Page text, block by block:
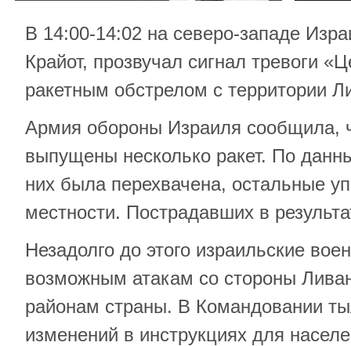
В 14:00-14:02 на северо-западе
Крайот, прозвучал сигнал тревоги
ракетным обстрелом с территории
Армия обороны Израиля сообщила,
выпущены несколько ракет. По
них была перехвачена, остальные
местности. Пострадавших в
Незадолго до этого израильские
возможным атакам со стороны
районам страны. В Командовании
изменений в инструкциях для